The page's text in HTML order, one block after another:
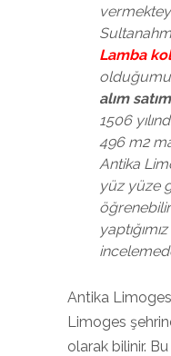
Lamba
alım satım
1506
496 m2
Antika
yüz yüze
Antika Limoges
Limoges
olarak bilinir. Bu